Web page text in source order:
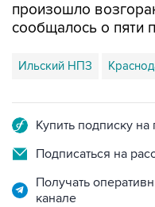
произошло
сообщалось о пяти
Ильский НПЗ
Купить подписку
Подписаться на
Получать
канале